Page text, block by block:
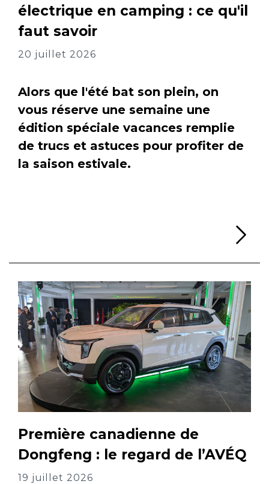
électrique en camping : ce qu'il
faut savoir
20 juillet 2026
Alors que l'été bat son plein, on
vous réserve une semaine une
édition spéciale vacances remplie
de trucs et astuces pour profiter de
la saison estivale.
Première canadienne de
Dongfeng : le regard de l’AVÉQ
19 juillet 2026